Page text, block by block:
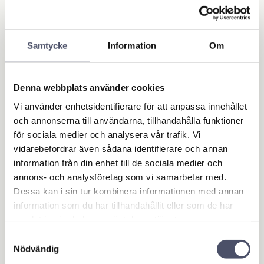
Samtycke Information Om
Denna webbplats använder cookies
Vi använder enhetsidentifierare för att anpassa innehållet
och annonserna till användarna, tillhandahålla funktioner
för sociala medier och analysera vår trafik. Vi
vidarebefordrar även sådana identifierare och annan
information från din enhet till de sociala medier och
annons- och analysföretag som vi samarbetar med.
Dessa kan i sin tur kombinera informationen med annan
information som du har tillhandahållit eller som de har
Nödvändig
Maskin & Fordonstillbehör
Hydraulik
3-punktsutrustning
Grönyta
Traktorredskap
Drag & Dragöglor
Lyft- samt Balhantering
Flytgödsel & Slam
Fordonsbelysning
Fordonstillbehör
Backkameror
Traktor
JCB